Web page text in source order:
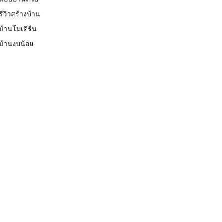
วิวสร้างบ้าน
านโมเดิร์น
านงบน้อย